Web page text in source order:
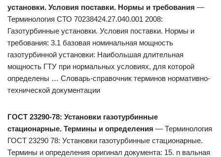
установки. Условия поставки. Нормы и требования —
Терминология СТО 70238424.27.040.001 2008:
Газотурбинные установки. Условия поставки. Нормы и
требования: 3.1 базовая номинальная мощность
газотурбинной установки: Наибольшая длительная
мощность ГТУ при нормальных условиях, для которой
определены … Словарь-справочник терминов нормативно-
технической документации
ГОСТ 23290-78: Установки газотурбинные
стационарные. Термины и определения — Терминология
ГОСТ 23290 78: Установки газотурбинные стационарные.
Термины и определения оригинал документа: 15. n вальная